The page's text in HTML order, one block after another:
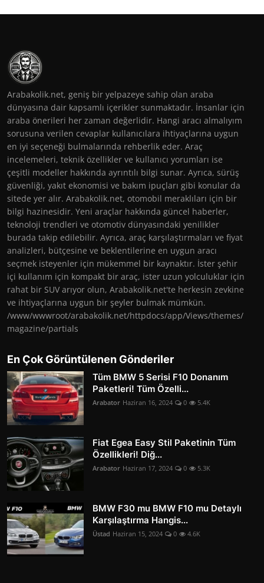
Arabakolik.net, geniş bir yelpazeye sahip olan araba
dünyasına dair kapsamlı içerikler sunmaktadır. İnsanlar için
araba önerileri her zaman değerlidir. Hangi aracı almalıyım
sorusuna verilen cevaplar kullanıcılara ihtiyaçlarına uygun
en iyi seçeneği bulmalarında rehberlik eder. Araç
incelemeleri, teknik özellikler ve kullanıcı yorumları ise
çeşitli modeller hakkında ayrıntılı bilgi sunar. Ayrıca, sürüş
güvenliği, yakıt ekonomisi ve bakım ipuçları gibi konular da
sitede yer alır. Arabakolik.net, otomobil meraklıları için bir
bilgi hazinesidir. Yeni araçlar hakkında güncel haberler,
teknoloji trendleri ve otomotiv dünyasındaki yenilikler
burada takip edilebilir. Ayrıca, araç karşılaştırmaları ve fiyat
analizleri, bütçesine ve beklentilerine en uygun aracı
seçmek isteyenler için mükemmel bir kaynaktır. İster şehir
içi kullanım için kompakt bir araç, ister uzun yolculuklar için
rahat bir SUV arıyor olun, Arabakolik.net'te herkesin zevkine
ve ihtiyaçlarına uygun bir şeyler bulmak mümkün.
/www/wwwroot/arabakolik.net/httpdocs/app/Views/themes/
magazine/partials
En Çok Görüntülenen Gönderiler
Tüm BMW 5 Serisi F10 Donanım
Paketleri! Tüm Özelli...
Arabator Haziran 16, 2024 0 5.4K
Fiat Egea Easy Stil Paketinin Tüm
Özellikleri! Diğ...
Arabator Haziran 17, 2024 0 5.3K
BMW F30 mu BMW F10 mu Detaylı
Karşılaştırma Hangis...
Üstad Haziran 15, 2024 0 4.6K